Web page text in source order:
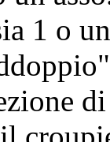
1 o